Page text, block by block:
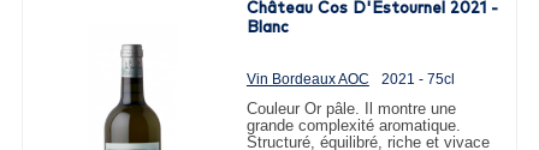
Château Cos D'Estournel 2021 -
Blanc
Vin Bordeaux AOC 2021 - 75cl
Couleur Or pâle. Il montre une
grande complexité aromatique.
Structuré, équilibré, riche et vivace